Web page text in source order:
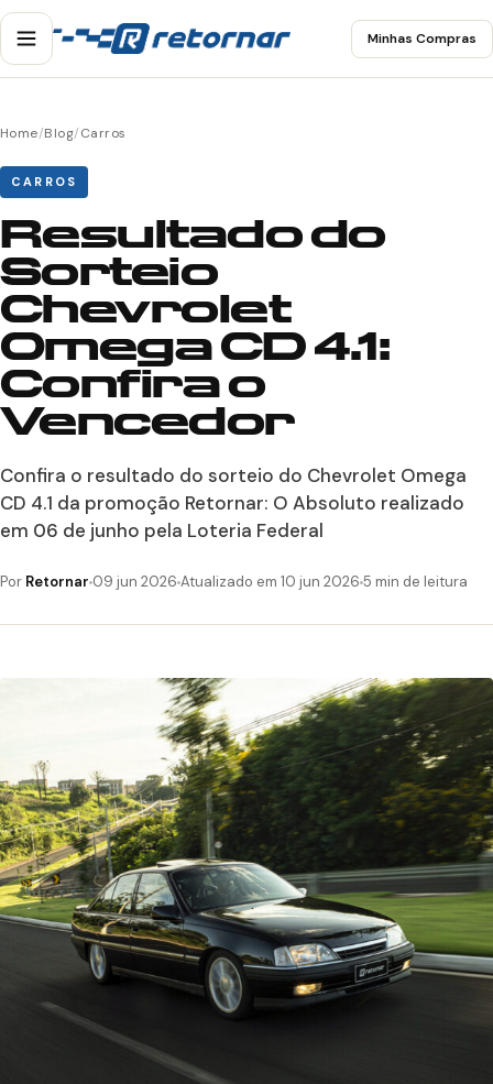
Minhas Compras
Home/Blog/Carros
CARROS
Resultado do
Sorteio
Chevrolet
Omega CD 4.1:
Confira o
Vencedor
Confira o resultado do sorteio do Chevrolet Omega
CD 4.1 da promoção Retornar: O Absoluto realizado
em 06 de junho pela Loteria Federal
Por Retornar 09 jun 2026 Atualizado em 10 jun 2026 5 min de leitura